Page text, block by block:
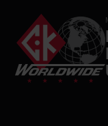
Produkte Marken